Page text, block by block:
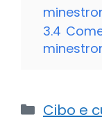
3.4
Cibo e